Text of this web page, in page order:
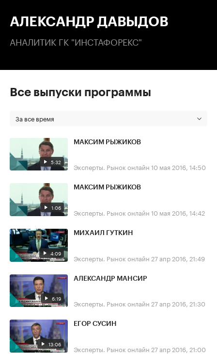
АЛЕКСАНДР ДАВЫДОВ
АНАЛИТИК ГК "ИНСТАФОРЕКС"
Все выпуски программы
За все время
5:32
МАКСИМ РЫЖИКОВ
Эксперты. Рынок онлайн 10 мая 2016, 14:50
1:06
МАКСИМ РЫЖИКОВ
Эксперты. Рынок онлайн 10 мая 2016, 14:42
4:09
МИХАИЛ ГУТКИН
Эксперты. Рынок онлайн 27 апр 2016, 21:49
6:19
АЛЕКСАНДР МАНСИР
Эксперты. Рынок онлайн 27 апр 2016, 21:30
13:06
ЕГОР СУСИН
Эксперты. Рынок онлайн 27 апр 2016, 21:00